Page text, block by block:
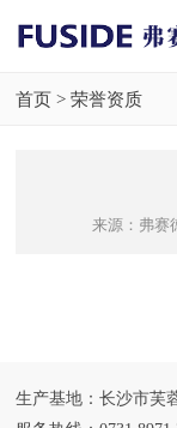
首页 >荣誉资质
来源：弗
生产基地：长沙市芙